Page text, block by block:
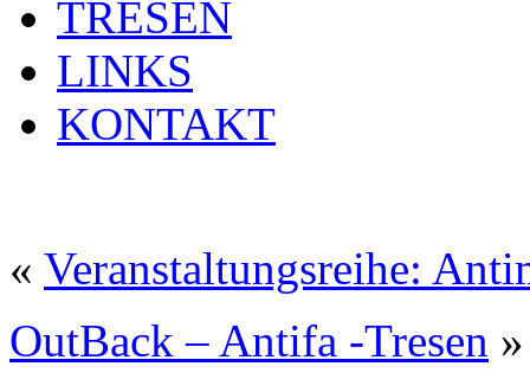
TRESEN
LINKS
KONTAKT
« Veranstaltungsreihe:
OutBack – Antifa -Tresen »